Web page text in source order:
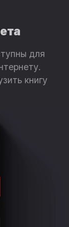
для
книгу